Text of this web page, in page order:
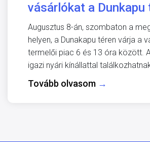
vásárlókat a Dunkapu
Augusztus 8-án, szombaton a
helyen, a Dunakapu téren várja a
termelői piac 6 és 13 óra között.
igazi nyári kínállattal
Tovább olvasom →